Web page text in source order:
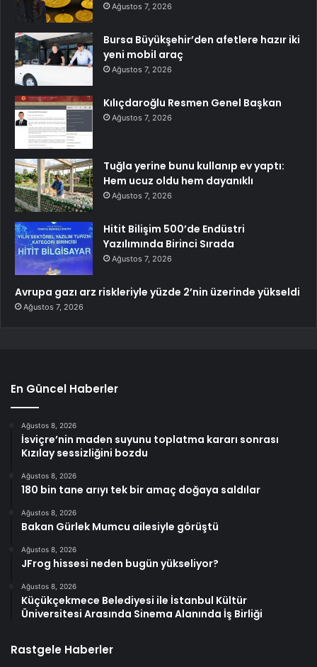
Ağustos 7, 2026
Bursa Büyükşehir’den afetlere hazır iki
yeni mobil araç
Ağustos 7, 2026
Kılıçdaroğlu Resmen Genel Başkan
Ağustos 7, 2026
Tuğla yerine bunu kullanıp ev yaptı:
Hem ucuz oldu hem dayanıklı
Ağustos 7, 2026
Hitit Bilişim 500’de Endüstri
Yazılımında Birinci Sırada
Ağustos 7, 2026
Avrupa gazı arz riskleriyle yüzde 2’nin üzerinde yükseldi
Ağustos 7, 2026
En Güncel Haberler
Ağustos 8, 2026
İsviçre’nin maden suyunu toplatma kararı sonrası
Kızılay sessizliğini bozdu
Ağustos 8, 2026
180 bin tane arıyı tek bir amaç doğaya saldılar
Ağustos 8, 2026
Bakan Gürlek Mumcu ailesiyle görüştü
Ağustos 8, 2026
JFrog hissesi neden bugün yükseliyor?
Ağustos 8, 2026
Küçükçekmece Belediyesi ile İstanbul Kültür
Üniversitesi Arasında Sinema Alanında İş Birliği
Rastgele Haberler